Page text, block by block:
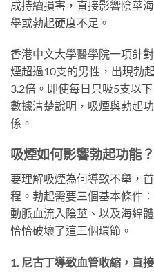
成持續損害，直接影響陰莖
舉或勃起硬度不足。
香港中文大學醫學院一項針
煙超過10支的男性，出現勃
3.2倍。即使每日只吸5支以
數據清楚說明，吸煙與勃起
係。
吸煙如何影響勃起功能
要理解吸煙為何導致不舉，
程。勃起需要三個基本條件
動脈血流入陰莖、以及海綿
恰恰破壞了這三個環節。
1. 尼古丁導致血管收縮，直